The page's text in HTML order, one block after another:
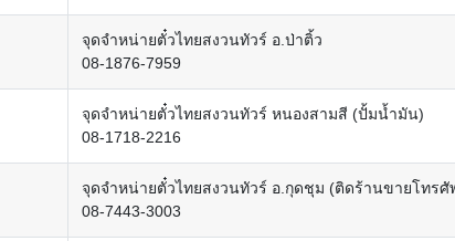
จุดจำหน่ายตั๋วไทยสงวนทัวร์ อ.ป่าติ้ว
08-1876-7959
จุดจำหน่ายตั๋วไทยสงวนทัวร์ หนองสามสี (ปั้มน้ำมัน)
08-1718-2216
จุดจำหน่ายตั๋วไทยสงวนทัวร์ อ.กุดชุม (ติดร้านขายโทรศั
08-7443-3003